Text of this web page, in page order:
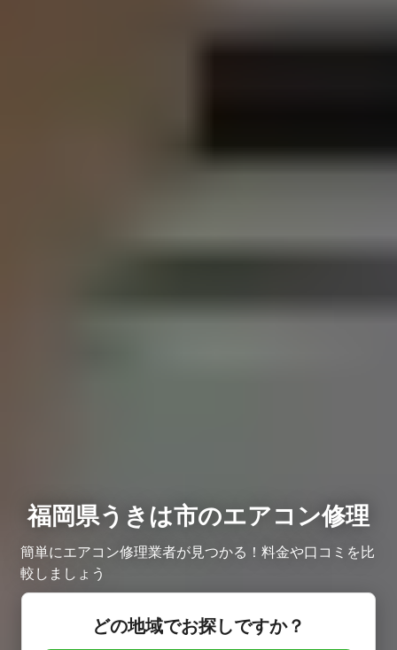
福岡県うきは市のエアコン修理
簡単にエアコン修理業者が見つかる！料金や口コミを比
較しましょう
どの地域でお探しですか？